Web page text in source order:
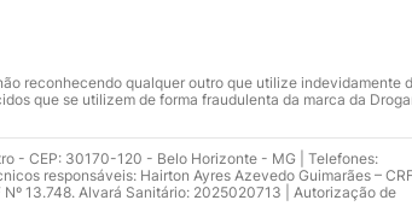
reconhecendo qualquer outro que utilize indevidamente
que se utilizem de forma fraudulenta da marca da
- CEP: 30170-120 - Belo Horizonte - MG | Telefones:
responsáveis: Hairton Ayres Azevedo Guimarães –
13.748. Alvará Sanitário: 2025020713 | Autorização de